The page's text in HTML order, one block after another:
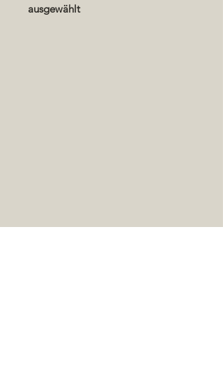
ausgewählt